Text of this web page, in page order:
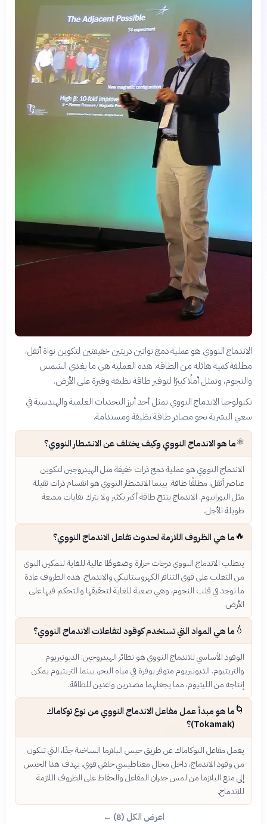
الاندماج النووي هو عملية دمج نواتين ذريتين خفيفتين لتكوين نواة أثقل،
مطلقة كمية هائلة من الطاقة. هذه العملية هي ما يغذي الشمس
والنجوم، وتمثل أملًا كبيرًا لتوفير طاقة نظيفة وفيرة على الأرض.
تكنولوجيا الاندماج النووي تمثل أحد أبرز التحديات العلمية والهندسية في
سعي البشرية نحو مصادر طاقة نظيفة ومستدامة.
⚛️ما هو الاندماج النووي وكيف يختلف عن الانشطار النووي؟
الاندماج النووي هو عملية دمج ذرات خفيفة مثل الهيدروجين لتكوين
عناصر أثقل، مطلقًا طاقة. بينما الانشطار النووي هو انقسام ذرات ثقيلة
مثل اليورانيوم. الاندماج ينتج طاقة أكبر بكثير ولا يترك نفايات مشعة
طويلة الأجل.
🔥ما هي الظروف اللازمة لحدوث تفاعل الاندماج النووي؟
يتطلب الاندماج النووي درجات حرارة وضغوطًا عالية للغاية لتمكين النوى
من التغلب على قوى التنافر الكهروستاتيكي والاندماج. هذه الظروف عادة
ما توجد في قلب النجوم، وهي صعبة للغاية لتحقيقها والتحكم فيها على
الأرض.
💧 ما هي المواد التي تستخدم كوقود لتفاعلات الاندماج النووي؟
الوقود الأساسي للاندماج النووي هو نظائر الهيدروجين: الديوتيريوم
والتريتيوم. الديوتيريوم متوفر بوفرة في مياه البحر، بينما التريتيوم يمكن
إنتاجه من الليثيوم، مما يجعلهما مصدرين واعدين للطاقة.
🌀ما هو مبدأ عمل مفاعل الاندماج النووي من نوع توكاماك
(Tokamak)؟
يعمل مفاعل التوكاماك عن طريق حبس البلازما الساخنة جدًا، التي تتكون
من وقود الاندماج، داخل مجال مغناطيسي حلقي قوي. يهدف هذا الحبس
إلى منع البلازما من لمس جدران المفاعل والحفاظ على الظروف اللازمة
للاندماج.
اعرض الكل (8) ←